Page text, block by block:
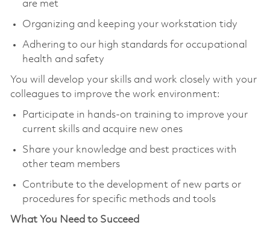
are met
Organizing and keeping your workstation tidy
Adhering to our high standards for occupational
health and safety
You will develop your skills and work closely with your
colleagues to improve the work environment:
Participate in hands-on training to improve your
current skills and acquire new ones
Share your knowledge and best practices with
other team members
Contribute to the development of new parts or
procedures for specific methods and tools
What You Need to Succeed